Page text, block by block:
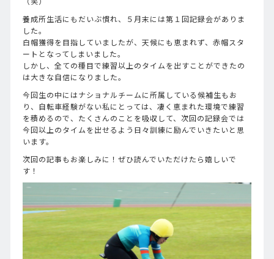
養成所生活にもだいぶ慣れ、５月末には第１回記録会がありま
した。
白帽獲得を目指していましたが、天候にも恵まれず、赤帽スタ
ートとなってしまいました。
しかし、全ての種目で練習以上のタイムを出すことができたの
は大きな自信になりました。
今回生の中にはナショナルチームに所属している候補生もお
り、自転車経験がない私にとっては、凄く恵まれた環境で練習
を積めるので、たくさんのことを吸収して、次回の記録会では
今回以上のタイムを出せるよう日々訓練に励んでいきたいと思
います。
次回の記事もお楽しみに！ぜひ読んでいただけたら嬉しいで
す！